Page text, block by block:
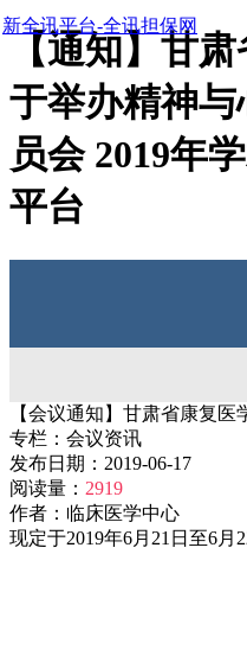
【通知】甘
于举办精神
员会 2019年
平台
新全讯平台-全讯担保网
【会议通知】甘肃省康复
专栏： 会议资讯
发布日期： 2019-06-17
阅读量： 2919
作者： 临床医学中心
现定于2019年6月21日至6